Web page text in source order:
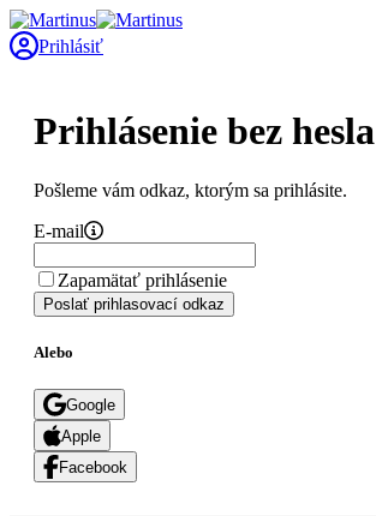
Prihlásiť
Prihlásenie bez hesla
Pošleme vám odkaz, ktorým sa prihlásite.
E-mail
Zapamätať prihlásenie
Poslať prihlasovací odkaz
Alebo
Google
Apple
Facebook